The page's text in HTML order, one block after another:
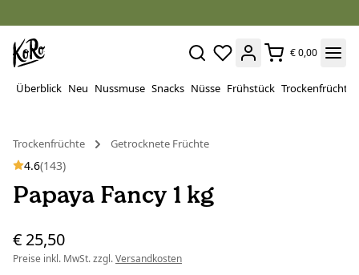
€ 0,00
Überblick Neu Nussmuse Snacks Nüsse Frühstück Trockenfrüchte
Trockenfrüchte
Getrocknete Früchte
4.6(143)
Papaya Fancy 1 kg
€ 25,50
Preise inkl. MwSt. zzgl.Versandkosten